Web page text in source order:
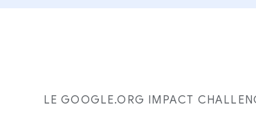
LE GOOGLE.ORG IMPACT